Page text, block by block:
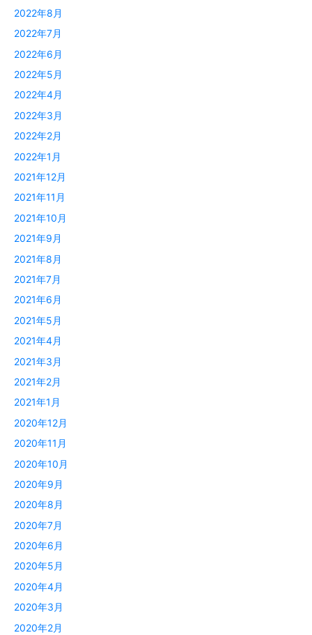
2022年8月
2022年7月
2022年6月
2022年5月
2022年4月
2022年3月
2022年2月
2022年1月
2021年12月
2021年11月
2021年10月
2021年9月
2021年8月
2021年7月
2021年6月
2021年5月
2021年4月
2021年3月
2021年2月
2021年1月
2020年12月
2020年11月
2020年10月
2020年9月
2020年8月
2020年7月
2020年6月
2020年5月
2020年4月
2020年3月
2020年2月